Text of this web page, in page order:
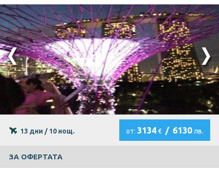
13 дни / 10 нощ. от: 3134€ / 6130 лв.
ЗА ОФЕРТАТА